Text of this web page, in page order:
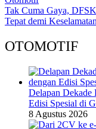
Tak Cuma Gaya,
Tepat demi Keselamatan
OTOMOTIF
Delapan Dekade
Edisi Spesial di
8 Agustus 2026